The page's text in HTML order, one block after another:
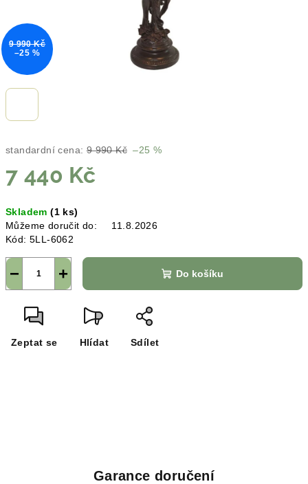
standardní cena: 9 990 Kč –25 %
7 440 Kč
cena:
Skladem(1 ks)
Můžeme doručit do:
11.8.2026
Kód: 5LL-6062
+
− Do košíku
Zeptat se Hlídat Sdílet
9 990 Kč
–25 %
Garance doručení